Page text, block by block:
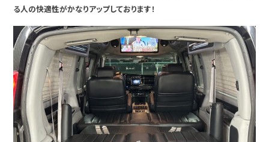
る人の快適性がかなりアップしております！